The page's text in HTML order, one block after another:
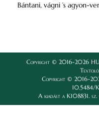
Bántani, vágni ’s agyon-
Copyright © 2016-2026
Copyright © 2016-
10.5484/
A kiadást a K108831.